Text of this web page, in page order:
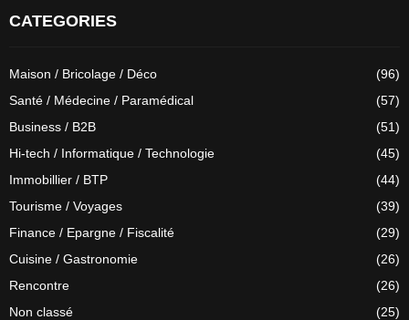
CATEGORIES
Maison / Bricolage / Déco
(96)
Santé / Médecine / Paramédical
(57)
Business / B2B
(51)
Hi-tech / Informatique / Technologie
(45)
Immobillier / BTP
(44)
Tourisme / Voyages
(39)
Finance / Epargne / Fiscalité
(29)
Cuisine / Gastronomie
(26)
Rencontre
(26)
Non classé
(25)